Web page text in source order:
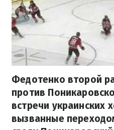
Федотенко второй
против
встречи украинских
вызванные